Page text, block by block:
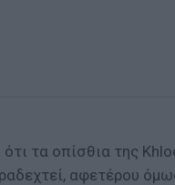
τα οπίσθια της
αφετέρου